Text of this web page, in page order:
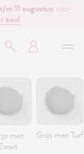
m 11 augustus , voor
aan!
met
Grijs met Turf